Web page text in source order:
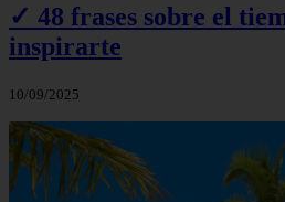
✓ 48 frases sobre el
inspirarte
10/09/2025